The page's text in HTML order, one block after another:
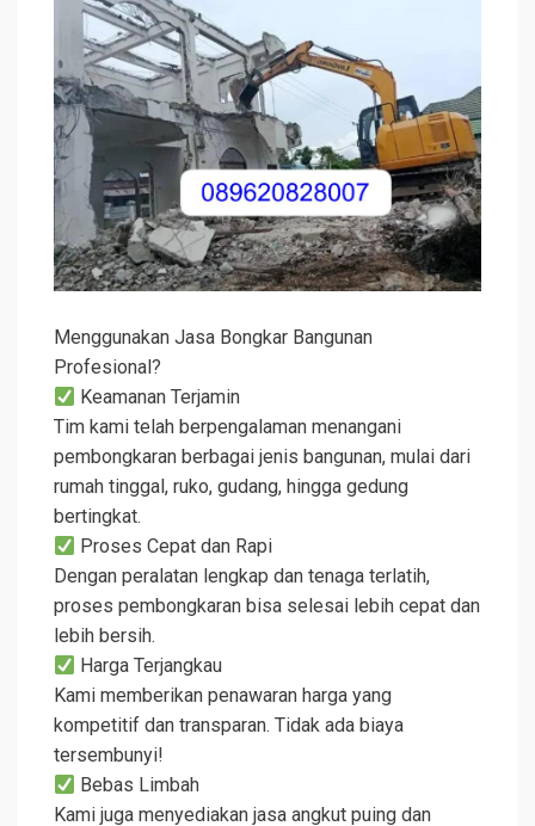
Menggunakan Jasa Bongkar Bangunan
Profesional?
Keamanan Terjamin
Tim kami telah berpengalaman menangani
pembongkaran berbagai jenis bangunan, mulai dari
rumah tinggal, ruko, gudang, hingga gedung
bertingkat.
Proses Cepat dan Rapi
Dengan peralatan lengkap dan tenaga terlatih,
proses pembongkaran bisa selesai lebih cepat dan
lebih bersih.
Harga Terjangkau
Kami memberikan penawaran harga yang
kompetitif dan transparan. Tidak ada biaya
tersembunyi!
Bebas Limbah
Kami juga menyediakan jasa angkut puing dan